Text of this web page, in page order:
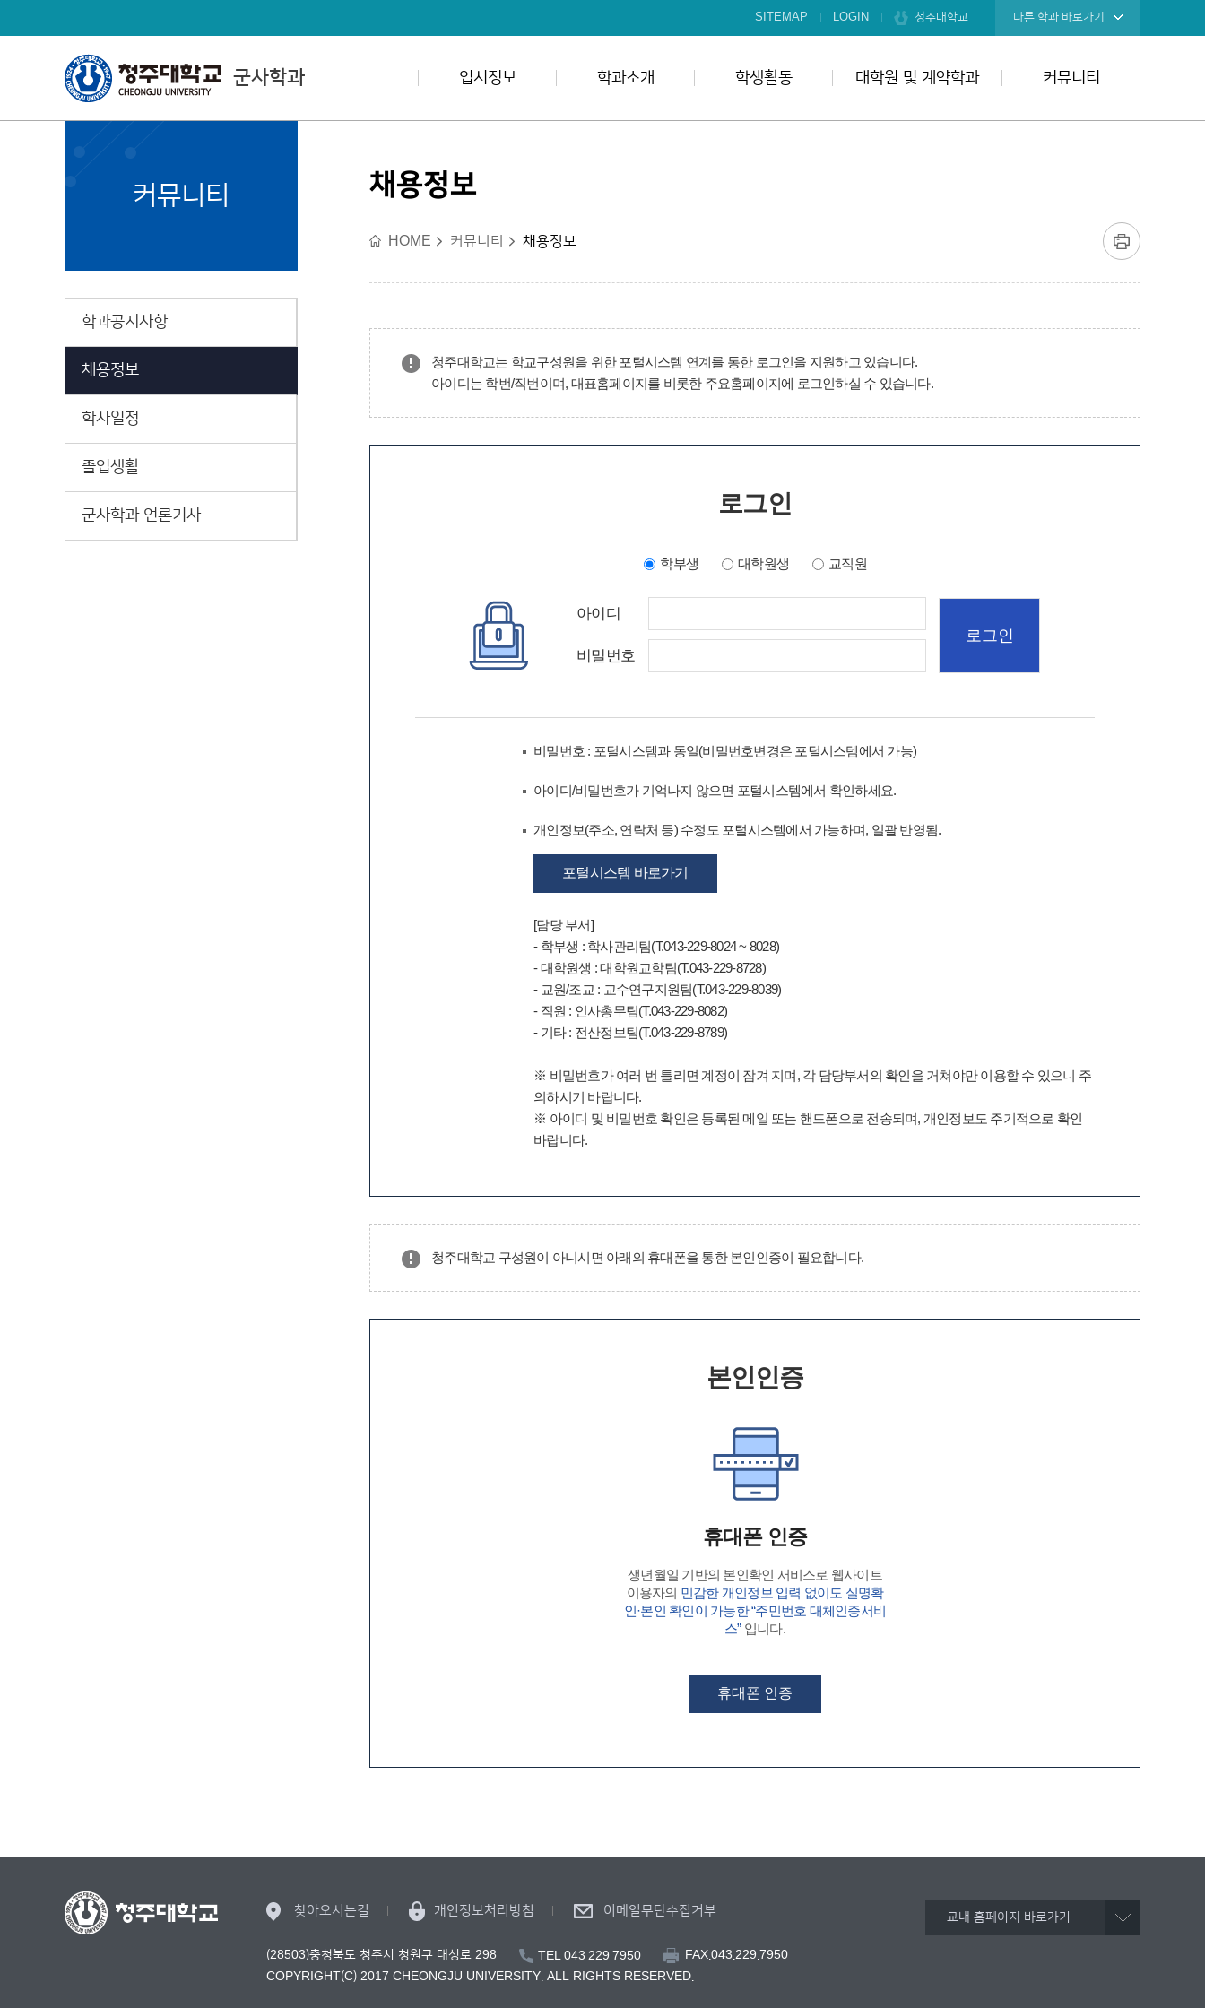
군사학과
SITEMAP LOGIN 청주대학교 다른 학과 바로가기
Department Directly
Managed By CJU
입시정보 학과소개 학생활동 대학원 및 계약학과 커뮤니티
커뮤니티
학과공지사항
채용정보
학사일정
졸업생활
군사학과 언론기사
채용정보
HOME 커뮤니티 채용정보
청주대학교는 학교구성원을 위한 포털시스템 연계를 통한 로그인을 지원하고 있습니다.
아이디는 학번/직번이며, 대표홈페이지를 비롯한 주요홈페이지에 로그인하실 수 있습니다.
로그인
학부생 대학원생 교직원
아이디
비밀번호
비밀번호 : 포털시스템과 동일(비밀번호변경은 포털시스템에서 가능)
아이디/비밀번호가 기억나지 않으면 포털시스템에서 확인하세요.
개인정보(주소, 연락처 등) 수정도 포털시스템에서 가능하며, 일괄 반영됨.
포털시스템 바로가기
[담당 부서]
- 학부생 : 학사관리팀(T.043-229-8024 ~ 8028)
- 대학원생 : 대학원교학팀(T.043-229-8728)
- 교원/조교 : 교수연구지원팀(T.043-229-8039)
- 직원 : 인사총무팀(T.043-229-8082)
- 기타 : 전산정보팀(T.043-229-8789)
※ 비밀번호가 여러 번 틀리면 계정이 잠겨 지며, 각 담당부서의 확인을 거쳐야만 이용할 수 있으니 주
의하시기 바랍니다.
※ 아이디 및 비밀번호 확인은 등록된 메일 또는 핸드폰으로 전송되며, 개인정보도 주기적으로 확인
바랍니다.
청주대학교 구성원이 아니시면 아래의 휴대폰을 통한 본인인증이 필요합니다.
본인인증
휴대폰 인증
생년월일 기반의 본인확인 서비스로 웹사이트
이용자의 민감한 개인정보 입력 없이도 실명확
인·본인 확인이 가능한 “주민번호 대체인증서비
스”입니다.
휴대폰 인증
교내 홈페이지 바로가기
찾아오시는길 개인정보처리방침 이메일무단수집거부
(28503)충청북도 청주시 청원구 대성로 298 TEL.043.229.7950
FAX.043.229.7950
COPYRIGHT(C) 2017 CHEONGJU UNIVERSITY. ALL RIGHTS RESERVED.